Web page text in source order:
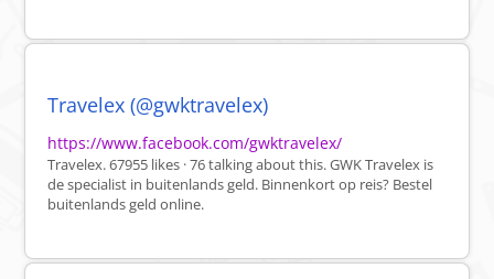
Travelex (@gwktravelex)
https://www.facebook.com/gwktravelex/
Travelex. 67955 likes · 76 talking about this. GWK Travelex is
de specialist in buitenlands geld. Binnenkort op reis? Bestel
buitenlands geld online.